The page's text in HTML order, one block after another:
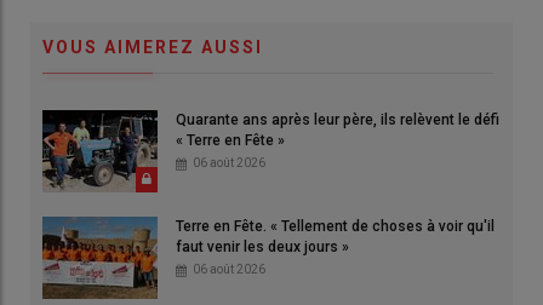
VOUS AIMEREZ AUSSI
Quarante ans après leur père, ils relèvent le défi
« Terre en Fête »
06 août 2026
Terre en Fête. « Tellement de choses à voir qu'il
faut venir les deux jours »
06 août 2026